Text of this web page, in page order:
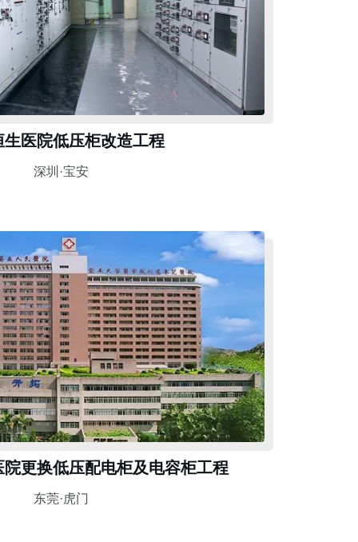
生医院低压柜改造工程
深圳·宝安
更换低压配电柜及电容柜工程
东莞·虎门